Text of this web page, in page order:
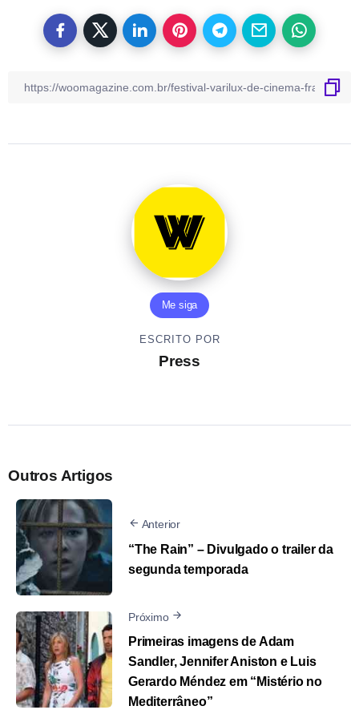
Me siga
ESCRITO POR
Press
Outros Artigos
Anterior
“The Rain” – Divulgado o trailer da
segunda temporada
Próximo
Primeiras imagens de Adam
Sandler, Jennifer Aniston e Luis
Gerardo Méndez em “Mistério no
Mediterrâneo”